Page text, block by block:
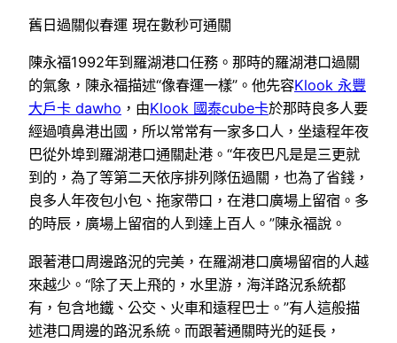
舊日過關似春運 現在數秒可通關
陳永福1992年到羅湖港口任務。那時的羅湖港口過關
的氣象，陳永福描述“像春運一樣”。他先容Klook 永豐
大戶卡 dawho ，由Klook 國泰cube卡於那時良多人要
經過噴鼻港出國，所以常常有一家多口人，坐遠程年夜
巴從外埠到羅湖港口通關赴港。“年夜巴凡是是三更就
到的，為了等第二天依序排列隊伍過關，也為了省錢，
良多人年夜包小包、拖家帶口，在港口廣場上留宿。多
的時辰，廣場上留宿的人到達上百人。”陳永福說。
跟著港口周邊路況的完美，在羅湖港口廣場留宿的人越
來越少。“除了天上飛的，水里游，海洋路況系統都
有，包含地鐵、公交、火車和遠程巴士。”有人這般描
述港口周邊的路況系統。而跟著通關時光的延長，